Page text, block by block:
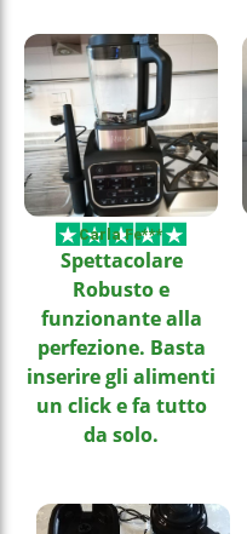
Carla Fe***
Spettacolare
Robusto e
funzionante alla
perfezione. Basta
inserire gli alimenti
un click e fa tutto
da solo.